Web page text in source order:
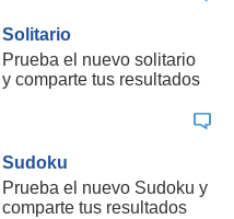
Solitario
Prueba el nuevo solitario
y comparte tus resultados
Sudoku
Prueba el nuevo Sudoku y
comparte tus resultados